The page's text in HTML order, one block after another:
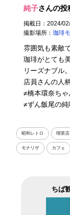
純子さんの投
掲載日：2024/
撮影場所：珈琲
雰囲気も素敵
珈琲がとても
リーズナブル。
店員さんの人
≠橋本環奈ちゃ
≠ずん飯尾の純
昭和レトロ 喫茶店
モナリザ カフェ
ちば